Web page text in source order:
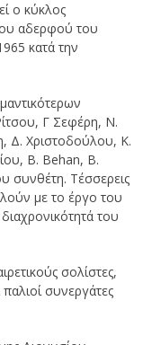
ο κύκλος
αδερφού του
κατά την
Γ Σεφέρη, Ν.
Δ. Χριστοδούλου, Κ.
Β. Behan, Β.
συνθέτη. Τέσσερεις
με το έργο του
του
σολίστες,
συνεργάτες